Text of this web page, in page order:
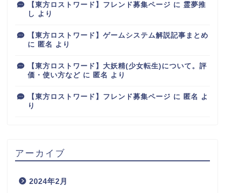
【東方ロストワード】フレンド募集ページ に 霊夢推
し より
【東方ロストワード】ゲームシステム解説記事まとめ
に 匿名 より
【東方ロストワード】大妖精(少女転生)について。評
価・使い方など に 匿名 より
【東方ロストワード】フレンド募集ページ に 匿名 よ
り
アーカイブ
2024年2月